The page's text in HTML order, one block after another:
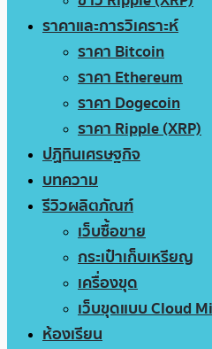
ราคาและการวิเคราะห์
ราคา Bitcoin
ราคา Ethereum
ราคา Dogecoin
ราคา Ripple (XRP)
ปฏิทินเศรษฐกิจ
บทความ
รีวิวผลิตภัณฑ์
เว็บซื้อขาย
กระเป๋าเก็บเหรียญ
เครื่องขุด
เว็บขุดแบบ Cloud
ห้องเรียน